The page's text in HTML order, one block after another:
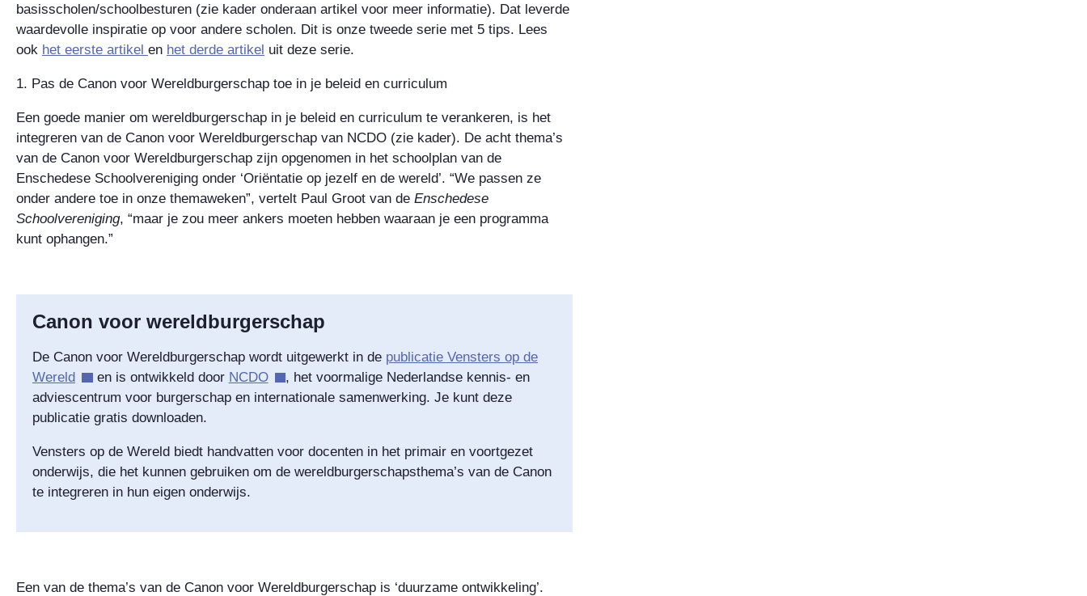
basisscholen/schoolbesturen (zie kader onderaan artikel voor meer informatie). Dat leverde
waardevolle inspiratie op voor andere scholen. Dit is onze tweede serie met 5 tips. Lees
ook het eerste artikel en het derde artikel uit deze serie.
1. Pas de Canon voor Wereldburgerschap toe in je beleid en curriculum
Een goede manier om wereldburgerschap in je beleid en curriculum te verankeren, is het
integreren van de Canon voor Wereldburgerschap van NCDO (zie kader). De acht thema’s
van de Canon voor Wereldburgerschap zijn opgenomen in het schoolplan van de
Enschedese Schoolvereniging onder ‘Oriëntatie op jezelf en de wereld’. “We passen ze
onder andere toe in onze themaweken”, vertelt Paul Groot van de Enschedese
Schoolvereniging, “maar je zou meer ankers moeten hebben waaraan je een programma
kunt ophangen.”
Canon voor wereldburgerschap
De Canon voor Wereldburgerschap wordt uitgewerkt in de publicatie Vensters op de
Wereld
en is ontwikkeld door NCDO
, het voormalige Nederlandse kennis- en
adviescentrum voor burgerschap en internationale samenwerking. Je kunt deze
publicatie gratis downloaden.
Vensters op de Wereld biedt handvatten voor docenten in het primair en voortgezet
onderwijs, die het kunnen gebruiken om de wereldburgerschapsthema’s van de Canon
te integreren in hun eigen onderwijs.
Een van de thema’s van de Canon voor Wereldburgerschap is ‘duurzame ontwikkeling’.